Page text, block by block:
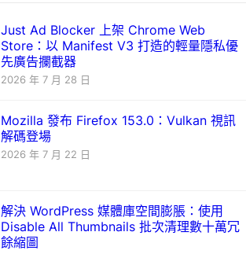
Just Ad Blocker 上架 Chrome Web
Store：以 Manifest V3 打造的輕量隱私優
先廣告攔截器
2026 年 7 月 28 日
Mozilla 發布 Firefox 153.0：Vulkan 視訊
解碼登場
2026 年 7 月 22 日
解決 WordPress 媒體庫空間膨脹：使用
Disable All Thumbnails 批次清理數十萬冗
餘縮圖